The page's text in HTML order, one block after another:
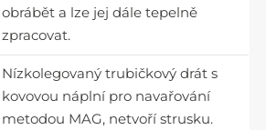
obrábět a lze jej dále tepelně
zpracovat.
Nízkolegovaný trubičkový drát s
kovovou náplní pro navařování
metodou MAG, netvoří strusku.